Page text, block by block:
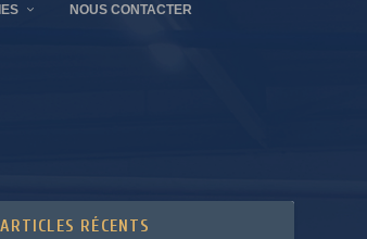
NOUS CONTACTER
ARTICLES RÉCENTS